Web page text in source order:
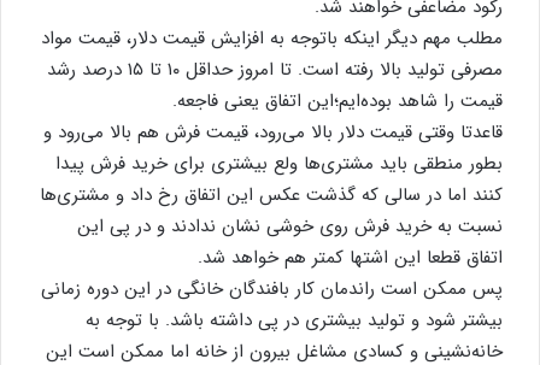
رکود مضاعفی خواهند شد.
مطلب مهم دیگر اینکه باتوجه به افزایش قیمت دلار، قیمت مواد
مصرفی تولید بالا رفته است. تا امروز حداقل ۱۰ تا ۱۵ درصد رشد
قیمت را شاهد بوده‌ایم؛این اتفاق یعنی فاجعه.
قاعدتا وقتی قیمت دلار بالا می‌رود، قیمت فرش هم بالا می‌رود و
بطور منطقی باید مشتری‌ها ولع بیشتری برای خرید فرش پیدا
کنند اما در سالی که گذشت عکس این اتفاق رخ داد و مشتری‌ها
نسبت به خرید فرش روی خوشی نشان ندادند و در پی این
اتفاق قطعا این اشتها کمتر هم خواهد شد.
پس ممکن است راندمان کار بافندگان خانگی در این دوره زمانی
بیشتر شود و تولید بیشتری در پی داشته باشد. با توجه به
خانه‌نشینی و کسادی مشاغل بیرون از خانه اما ممکن است این